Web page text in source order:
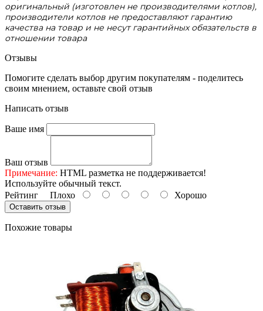
оригинальный (изготовлен не производителями котлов),
производители котлов не предоставляют гарантию
качества на товар и не несут гарантийных обязательств в
отношении товара
Отзывы
Помогите сделать выбор другим покупателям - поделитесь
своим мнением, оставьте свой отзыв
Написать отзыв
Ваше имя
Ваш отзыв
Примечание: HTML разметка не поддерживается!
Используйте обычный текст.
Рейтинг Плохо Хорошо
Оставить отзыв
Похожие товары